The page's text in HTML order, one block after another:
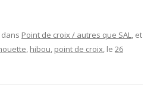
Point de croix / autres que SAL, et
, hibou, point de croix, le 26